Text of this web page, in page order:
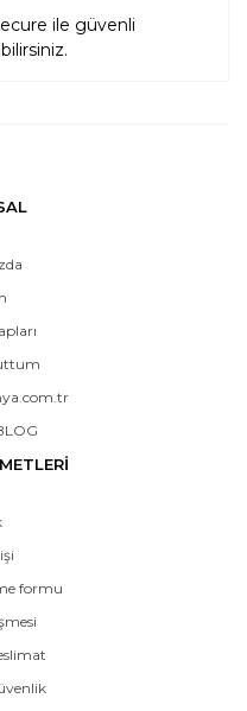
ile güvenli
formu